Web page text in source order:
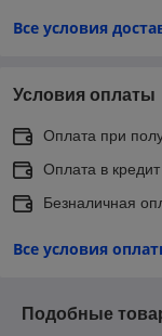
Все условия
Условия оплаты
Оплата при
Оплата в кредит
Безналичная
Все условия
Подобные